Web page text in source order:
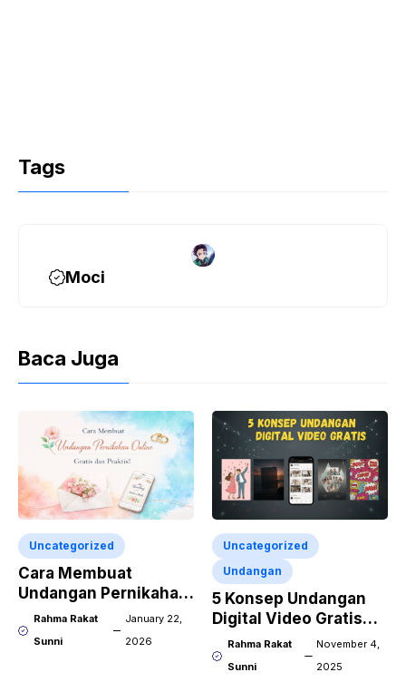
Tags
Moci
Baca Juga
Uncategorized
Cara Membuat
Undangan Pernikahan
Online Gratis dan
Praktis!
Rahma Rakat
Sunni
January 22,
2026
Uncategorized
Undangan
5 Konsep Undangan
Digital Video Gratis
Wajib Dicoba!
Rahma Rakat
Sunni
November 4,
2025